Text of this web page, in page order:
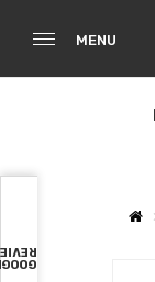
MENU